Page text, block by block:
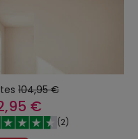
104,95 €
€
(2)